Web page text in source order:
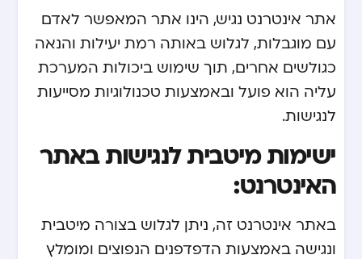
אתר אינטרנט נגיש, הינו אתר המאפשר לאדם
עם מוגבלות, לגלוש באותה רמת יעילות והנאה
כגולשים אחרים, תוך שימוש ביכולות המערכת
עליה הוא פועל ובאמצעות טכנולוגיות מסייעות
לנגישות.
ישימות מיטבית לנגישות באתר
האינטרנט:
באתר אינטרנט זה, ניתן לגלוש בצורה מיטבית
ונגישה באמצעות הדפדפנים הנפוצים ומומלץ